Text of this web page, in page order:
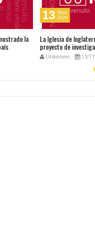
la
13 Nov
2020
La Iglesia de
proyecto de
Unknown 13/